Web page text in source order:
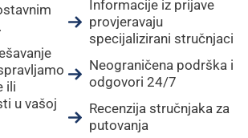
ili
u vašoj
Informacije iz prijave
provjeravaju
specijalizirani stručnjaci
Neograničena podrška i
odgovori 24/7
Recenzija stručnjaka za
putovanja